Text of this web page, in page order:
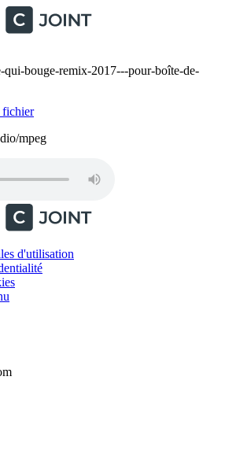
bouge-remix-2017---pour-boîte-de-
fichier
mpeg
d'utilisation